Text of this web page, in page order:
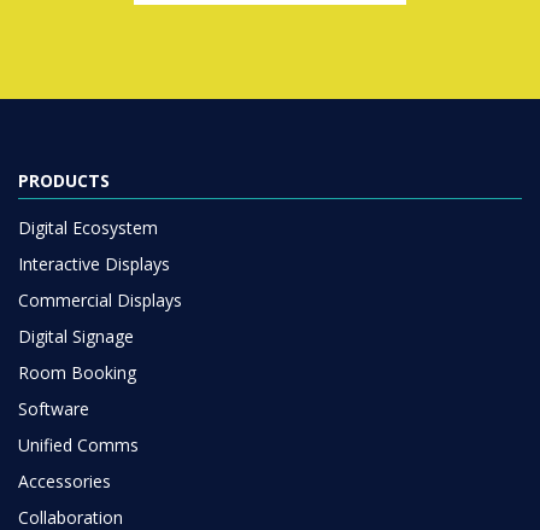
PRODUCTS
Digital Ecosystem
Interactive Displays
Commercial Displays
Digital Signage
Room Booking
Software
Unified Comms
Accessories
Collaboration